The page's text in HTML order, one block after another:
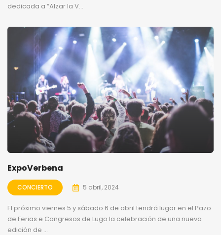
dedicada a “Alzar la V...
ExpoVerbena
CONCIERTO 5 abril, 2024
El próximo viernes 5 y sábado 6 de abril tendrá lugar en el Pazo
de Ferias e Congresos de Lugo la celebración de una nueva
edición de ...